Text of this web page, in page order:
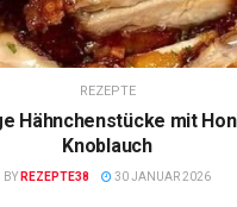
REZEPTE
Hähnchenstücke mit
Knoblauch
BY REZEPTE38 30 JANUAR 2026